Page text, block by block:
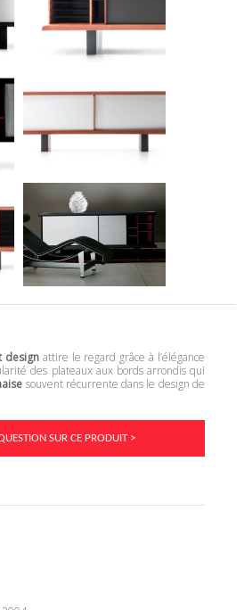
design attire le regard grâce à l’élégance
des plateaux aux bords arrondis qui
souvent récurrente dans le design de
SUR CE PRODUIT >